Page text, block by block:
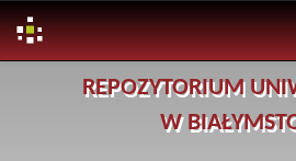
REPOZYTORIUM
W